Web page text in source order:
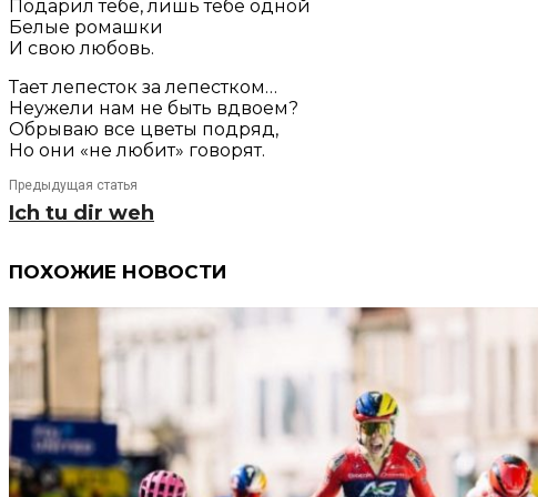
Подарил тебе, лишь тебе одной
Белые ромашки
И свою любовь.
Тает лепесток за лепестком…
Неужели нам не быть вдвоем?
Обрываю все цветы подряд,
Но они «не любит» говорят.
Предыдущая статья
Ich tu dir weh
ПОХОЖИЕ НОВОСТИ